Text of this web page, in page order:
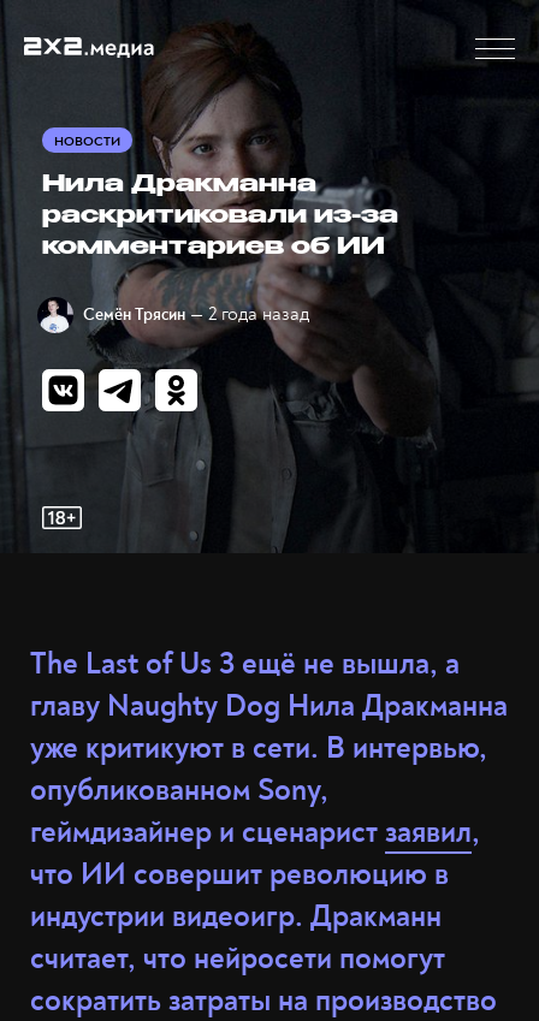
НОВОСТИ
Нила Дракманна
раскритиковали из-за
комментариев об ИИ
Семён Трясин — 2 года назад
The Last of Us 3 ещё не вышла, а
главу Naughty Dog Нила Дракманна
уже критикуют в сети. В интервью,
опубликованном Sony,
геймдизайнер и сценаристзаявил,
что ИИ совершит революцию в
индустрии видеоигр. Дракманн
считает, что нейросети помогут
сократить затраты на производство